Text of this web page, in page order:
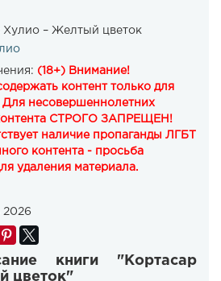
Хулио – Желтый цветок
(18+) Внимание!
контент только для
несовершеннолетних
СТРОГО ЗАПРЕЩЕН!
наличие пропаганды ЛГБТ
контента - просьба
удаления материала.
2026
книги "Кортасар
цветок"